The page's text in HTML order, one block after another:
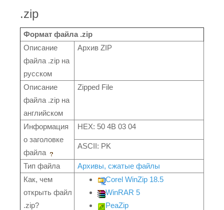
.zip
Формат файла .zip
Описание
файла .zip на
русском
Архив ZIP
Описание
файла .zip на
английском
Zipped File
Информация
о заголовке
файла
HEX: 50 4B 03 04
ASCII: PK
Тип файла
Архивы, сжатые файлы
Как, чем
открыть файл
.zip?
Corel WinZip 18.5
WinRAR 5
PeaZip